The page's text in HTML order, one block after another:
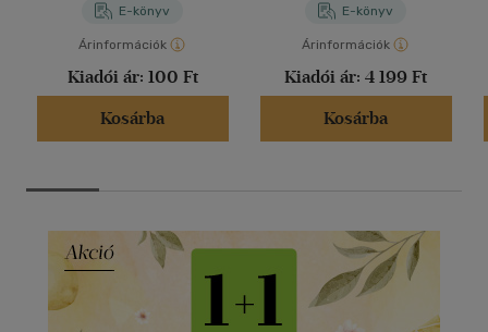
E-könyv
Árinformációk
Kiadói ár: 100 Ft
Kosárba
E-könyv
Árinformációk
Kiadói ár: 4 199 Ft
Kosárba